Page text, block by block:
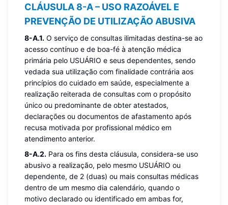
CLÁUSULA 8-A – USO RAZOÁVEL E
PREVENÇÃO DE UTILIZAÇÃO ABUSIVA
8-A.1. O serviço de consultas ilimitadas destina-se ao
acesso contínuo e de boa-fé à atenção médica
primária pelo USUÁRIO e seus dependentes, sendo
vedada sua utilização com finalidade contrária aos
princípios do cuidado em saúde, especialmente a
realização reiterada de consultas com o propósito
único ou predominante de obter atestados,
declarações ou documentos de afastamento após
recusa motivada por profissional médico em
atendimento anterior.
8-A.2. Para os fins desta cláusula, considera-se uso
abusivo a realização, pelo mesmo USUÁRIO ou
dependente, de 2 (duas) ou mais consultas médicas
dentro de um mesmo dia calendário, quando o
motivo declarado ou identificado em ambas for,